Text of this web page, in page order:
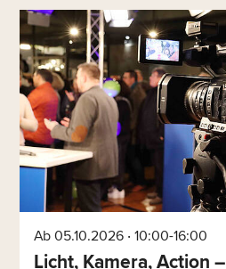
Ab 05.10.2026 ‧ 10:00-16:00
Licht, Kamera, Action –